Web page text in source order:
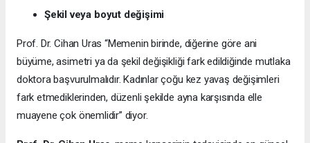
Şekil veya boyut değişimi
Prof. Dr. Cihan Uras “Memenin birinde, diğerine göre ani
büyüme, asimetri ya da şekil değişikliği fark edildiğinde mutlaka
doktora başvurulmalıdır. Kadınlar çoğu kez yavaş değişimleri
fark etmediklerinden, düzenli şekilde ayna karşısında elle
muayene çok önemlidir” diyor.